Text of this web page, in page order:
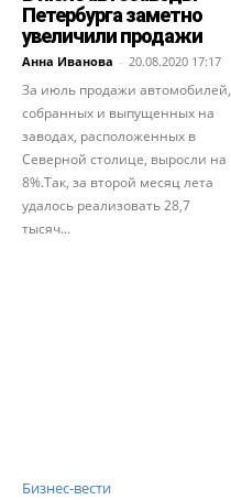
Петербурга заметно
увеличили продажи
Анна Иванова - 20.08.2020 17:17
За июль продажи автомобилей,
собранных и выпущенных на
заводах, расположенных в
Северной столице, выросли на
8%.Так, за второй месяц лета
удалось реализовать 28,7
тысяч...
Бизнес-вести